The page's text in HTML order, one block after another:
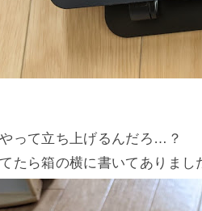
って立ち上げるんだろ…？
たら箱の横に書いてありまし